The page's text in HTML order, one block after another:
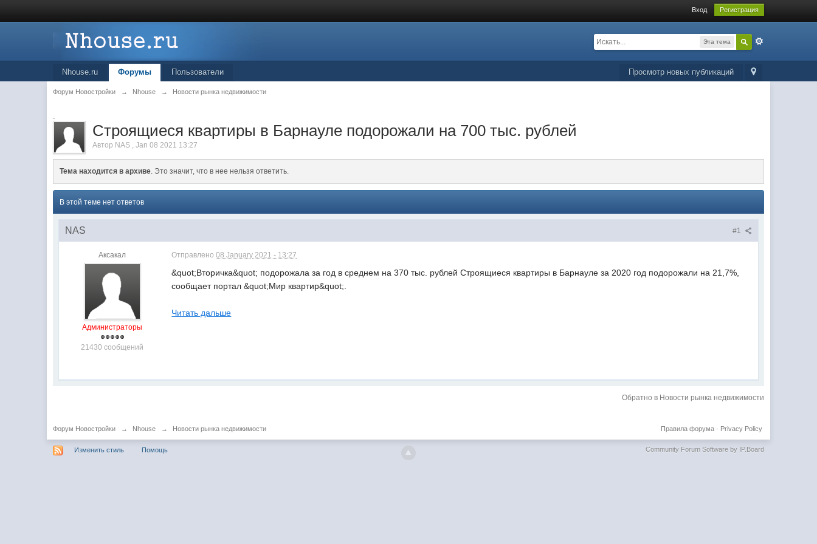
Вход Регистрация
Эта тема
Просмотр новых публикаций
Nhouse.ru Форумы Пользователи
Форум Новостройки → Nhouse → Новости рынка недвижимости
.
Строящиеся квартиры в Барнауле подорожали на 700 тыс. рублей
Автор NAS ,Jan 08 2021 13:27
Тема находится в архиве. Это значит, что в нее нельзя ответить.
В этой теме нет ответов
#1
NAS
Аксакал
Администраторы
21430 сообщений
Отправлено08 January 2021 - 13:27
&quot;Вторичка&quot; подорожала за год в среднем на 370 тыс. рублей Строящиеся квартиры в Барнауле за 2020 год подорожали на 21,7%,
сообщает портал &quot;Мир квартир&quot;.
Читать дальше
Обратно в Новости рынка недвижимости
Форум Новостройки → Nhouse → Новости рынка недвижимости Privacy Policy
Правила форума·
Изменить стиль Помощь Community Forum Software by IP.Board